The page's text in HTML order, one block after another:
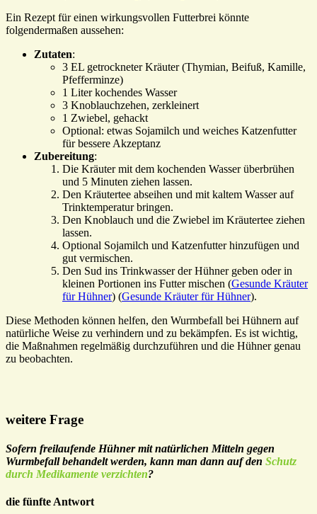
Ein Rezept für einen wirkungsvollen Futterbrei könnte
folgendermaßen aussehen:
Zutaten:
3 EL getrockneter Kräuter (Thymian, Beifuß, Kamille,
Pfefferminze)
1 Liter kochendes Wasser
3 Knoblauchzehen, zerkleinert
1 Zwiebel, gehackt
Optional: etwas Sojamilch und weiches Katzenfutter
für bessere Akzeptanz
Zubereitung:
Die Kräuter mit dem kochenden Wasser überbrühen
und 5 Minuten ziehen lassen.
Den Kräutertee abseihen und mit kaltem Wasser auf
Trinktemperatur bringen.
Den Knoblauch und die Zwiebel im Kräutertee ziehen
lassen.
Optional Sojamilch und Katzenfutter hinzufügen und
gut vermischen.
Den Sud ins Trinkwasser der Hühner geben oder in
kleinen Portionen ins Futter mischen​ (Gesunde Kräuter
für Hühner)​​ (Gesunde Kräuter für Hühner)​.
Diese Methoden können helfen, den Wurmbefall bei Hühnern auf
natürliche Weise zu verhindern und zu bekämpfen. Es ist wichtig,
die Maßnahmen regelmäßig durchzuführen und die Hühner genau
zu beobachten.
weitere Frage
Sofern freilaufende Hühner mit natürlichen Mitteln gegen
Wurmbefall behandelt werden, kann man dann auf den Schutz
durch Medikamente verzichten?
die fünfte Antwort